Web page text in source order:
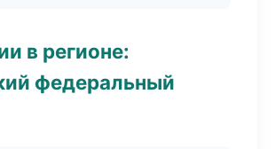
в регионе:
федеральный